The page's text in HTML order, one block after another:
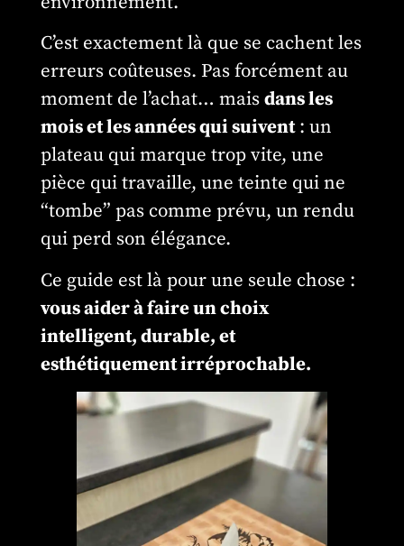
C’est exactement là que se cachent les
erreurs coûteuses. Pas forcément au
moment de l’achat… maisdans les
mois et les années qui suivent: un
plateau qui marque trop vite, une
pièce qui travaille, une teinte qui ne
“tombe” pas comme prévu, un rendu
qui perd son élégance.
Ce guide est là pour une seule chose :
vous aider à faire un choix
intelligent, durable, et
esthétiquement irréprochable.